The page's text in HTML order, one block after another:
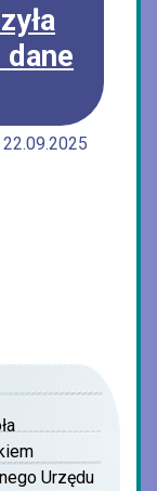
22.09.2025
Urzędu